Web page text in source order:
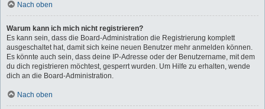
Nach oben
Warum kann ich mich nicht registrieren?
Es kann sein, dass die Board-Administration die Registrierung komplett
ausgeschaltet hat, damit sich keine neuen Benutzer mehr anmelden können.
Es könnte auch sein, dass deine IP-Adresse oder der Benutzername, mit dem
du dich registrieren möchtest, gesperrt wurden. Um Hilfe zu erhalten, wende
dich an die Board-Administration.
Nach oben